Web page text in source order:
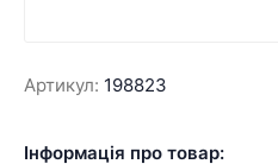
Артикул: 198823
Інформація про товар: